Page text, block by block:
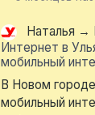
Наталья →
Интернет в
мобильный
В Новом
мобильный